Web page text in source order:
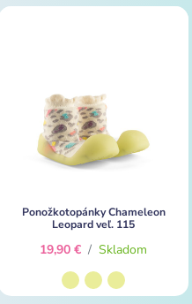
Ponožkotopánky Chameleon
Leopard veľ. 115
19,90 € / Skladom